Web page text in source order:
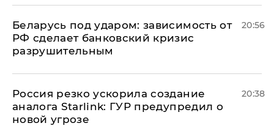
Беларусь под ударом: зависимость от
РФ сделает банковский кризис
разрушительным
20:56
​Россия резко ускорила создание
аналога Starlink: ГУР предупредил о
новой угрозе
20:38